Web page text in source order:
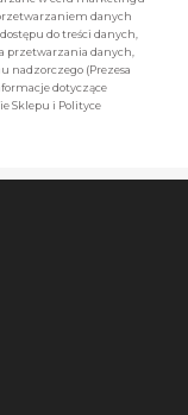
danych
do treści danych,
przetwarzania danych,
nadzorczego (Prezesa
dotyczące
Sklepu i Polityce